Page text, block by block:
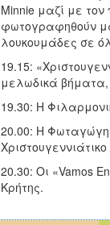
Minnie μαζί με
φωτογραφηθούν
λουκουμάδες σε
19.15:
μελωδικά βήματα,
19.30: Η
20.00: Η
20.30: Οι «Vamos
Κρήτης.